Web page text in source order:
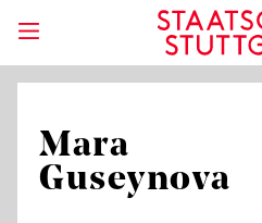
Mara
Guseynova